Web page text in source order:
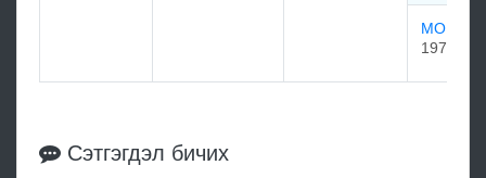
MOFIDA
1974
Сэтгэгдэл бичих